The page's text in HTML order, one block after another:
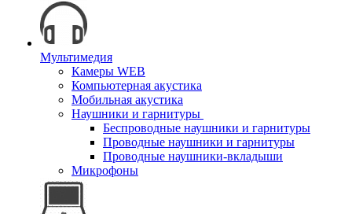
Мультимедия
Камеры WEB
Компьютерная акустика
Мобильная акустика
Наушники и гарнитуры
Беспроводные наушники и гарнитуры
Проводные наушники и гарнитуры
Проводные наушники-вкладыши
Микрофоны